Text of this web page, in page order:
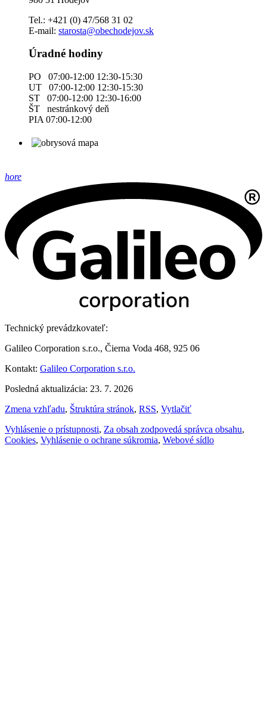
Tel.: +421 (0) 47/568 31 02
E-mail: starosta@obechodejov.sk
Úradné hodiny
PO 07:00-12:00 12:30-15:30
UT 07:00-12:00 12:30-15:30
ST 07:00-12:00 12:30-16:00
ŠT nestránkový deň
PIA 07:00-12:00
hore
Technický prevádzkovateľ:
Galileo Corporation s.r.o., Čierna Voda 468, 925 06
Kontakt: Galileo Corporation s.r.o.
Posledná aktualizácia: 23. 7. 2026
Zmena vzhľadu, Štruktúra stránok, RSS, Vytlačiť
Vyhlásenie o prístupnosti, Za obsah zodpovedá správca obsahu,
Cookies, Vyhlásenie o ochrane súkromia, Webové sídlo